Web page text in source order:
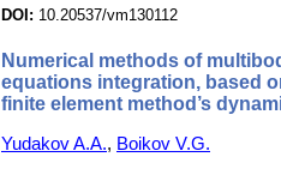
DOI: 10.20537/vm130112
Numerical methods of
equations integration, based
finite element method’s
Yudakov A.A., Boikov V.G.